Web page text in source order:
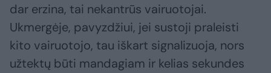
dar erzina, tai nekantrūs vairuotojai.
Ukmergėje, pavyzdžiui, jei sustoji praleisti
kito vairuotojo, tau iškart signalizuoja, nors
užtektų būti mandagiam ir kelias sekundes